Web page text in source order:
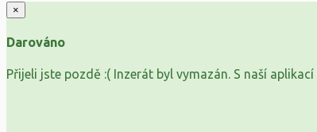
×
Darováno
Přijeli jste pozdě :( Inzerát byl vymazán. S naší